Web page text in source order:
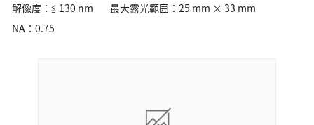
解像度：≦ 130 nm
最大露光範囲：25 mm × 33 mm
NA：0.75